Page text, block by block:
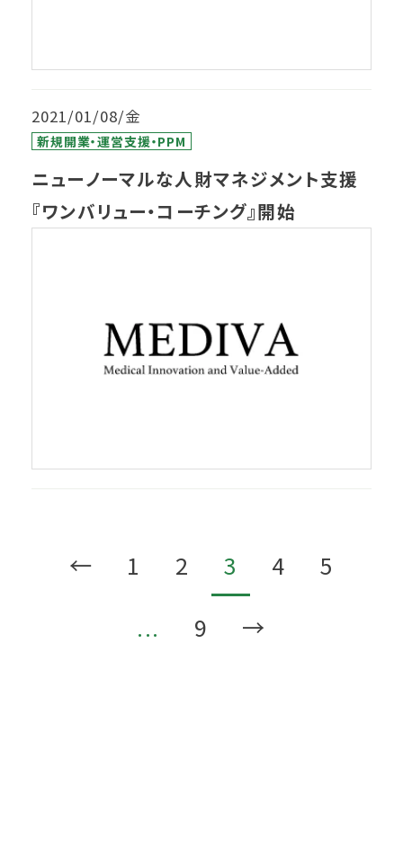
2021/01/08/金
新規開業・運営支援・PPM
ニューノーマルな人財マネジメント支援
『ワンバリュー・コーチング』開始
← 1 2 3 4
5
...
9 →